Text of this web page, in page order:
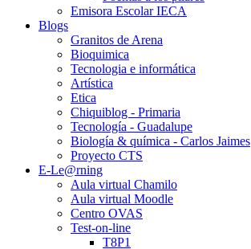
Emisora Escolar IECA
Blogs
Granitos de Arena
Bioquimica
Tecnologia e informática
Artística
Etica
Chiquiblog - Primaria
Tecnología - Guadalupe
Biología & química - Carlos Jaimes
Proyecto CTS
E-Le@rning
Aula virtual Chamilo
Aula virtual Moodle
Centro OVAS
Test-on-line
T8P1